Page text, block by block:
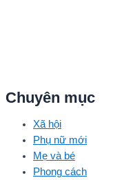
Chuyên mục
Xã hội
Phụ nữ mới
Mẹ và bé
Phong cách